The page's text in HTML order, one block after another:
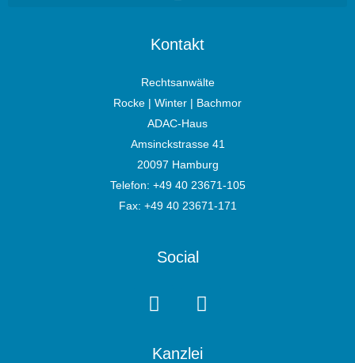
Kontakt
Rechtsanwälte
Rocke | Winter | Bachmor
ADAC-Haus
Amsinckstrasse 41
20097 Hamburg
Telefon: +49 40 23671-105
Fax: +49 40 23671-171
Social
Kanzlei